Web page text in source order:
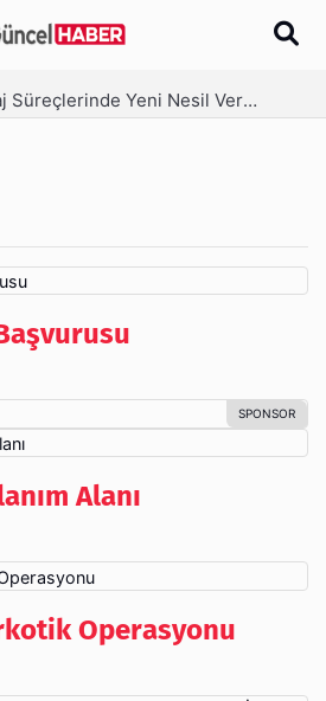
Ambalaj Süreçlerinde Yeni Nesil Verimliliği Olimpack ile Yakalayın 3 hafta önce
Alanı
Operasyonu